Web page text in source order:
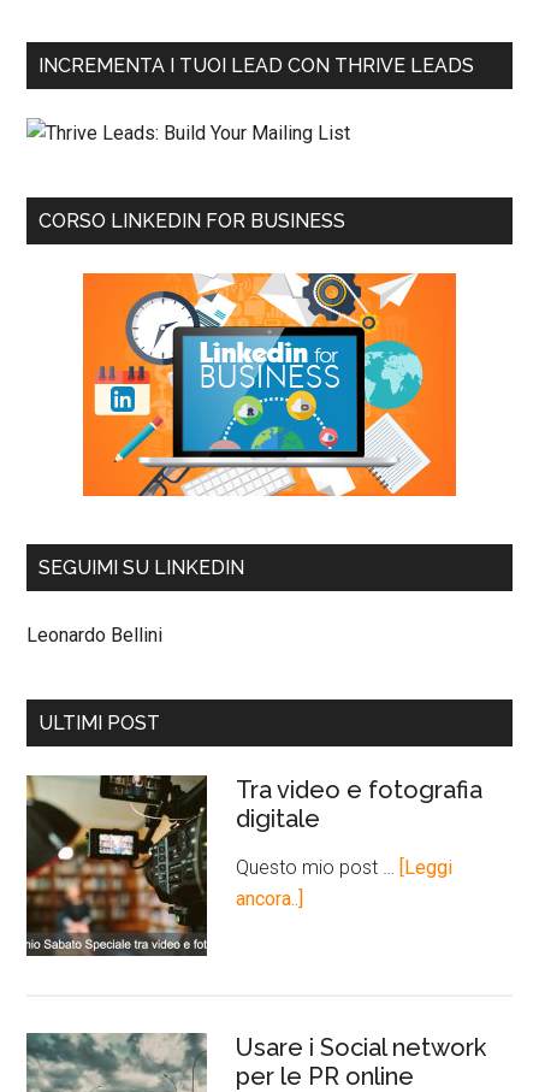
INCREMENTA I TUOI LEAD CON THRIVE LEADS
CORSO LINKEDIN FOR BUSINESS
SEGUIMI SU LINKEDIN
Leonardo Bellini
ULTIMI POST
Tra video e fotografia
digitale
Questo mio post … [Leggi
ancora..]
Usare i Social network
per le PR online